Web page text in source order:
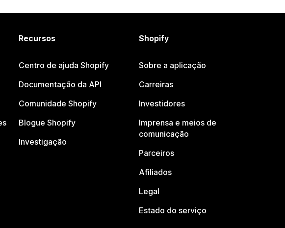
Recursos
Centro de ajuda Shopify
Documentação da API
Comunidade Shopify
Blogue Shopify
Investigação
Shopify
Sobre a aplicação
Carreiras
Investidores
Imprensa e meios de
comunicação
Parceiros
Afiliados
Legal
Estado do serviço